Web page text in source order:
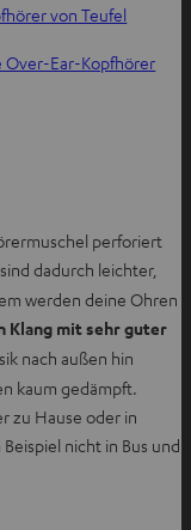
von Teufel
Over-Ear-Kopfhörer
perforiert
dadurch leichter,
werden deine Ohren
Klang mit sehr guter
nach außen hin
kaum gedämpft.
zu Hause oder in
nicht in Bus und